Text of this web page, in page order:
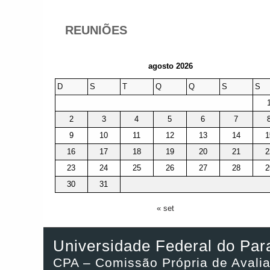
REUNIÕES
agosto 2026
D S T Q Q S
S
1
2
3 4 5 6 7
9
10 11 12 13 14
16
17 18 19 20 21
23
24 25 26 27 28
30
31
« set
Universidade Federal do
CPA – Comissão Própria de